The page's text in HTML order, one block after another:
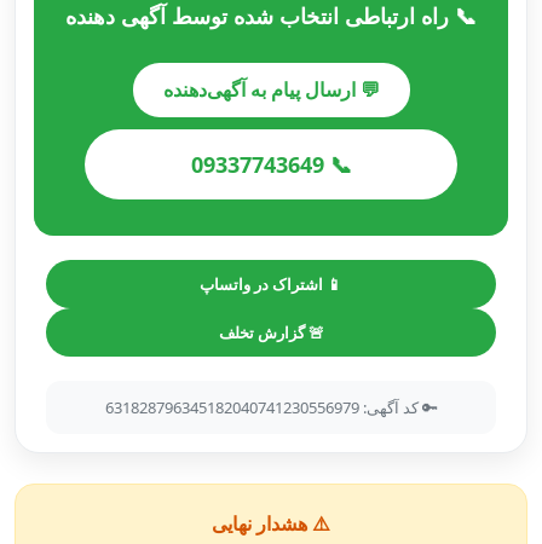
📞 راه ارتباطی انتخاب شده توسط آگهی دهنده
💬 ارسال پیام به آگهی‌دهنده
📞 09337743649
📱 اشتراک در واتساپ
🚨 گزارش تخلف
🔑 کد آگهی: 631828796345182040741230556979
⚠️ هشدار نهایی